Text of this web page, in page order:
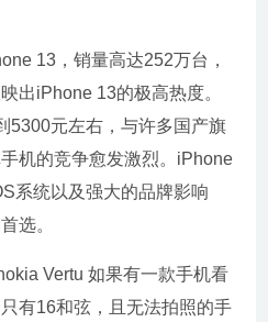
13，销量高达252万台，
出iPhone 13的极高热度。
5300元左右，与许多国产旗
机的竞争愈发激烈。iPhone
系统以及强大的品牌影响
选。
Vertu 如果有一款手机看
有16和弦，且无法拍照的手